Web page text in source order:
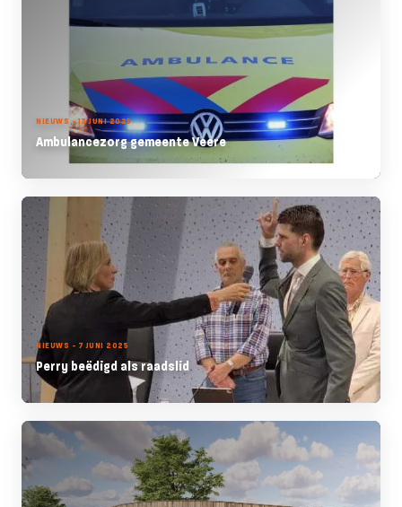
NIEUWS - 13 JUNI 2025
Ambulancezorg gemeente Veere
NIEUWS - 7 JUNI 2025
Perry beëdigd als raadslid